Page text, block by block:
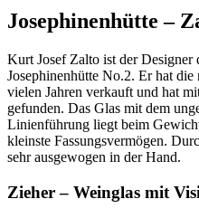
Josephinenhütte –
Kurt Josef Zalto ist der Designer
Josephinenhütte No.2. Er hat
vielen Jahren verkauft und hat
gefunden. Das Glas mit dem
Linienführung liegt beim
kleinste Fassungsvermögen.
sehr ausgewogen in der Hand.
Zieher – Weinglas mit